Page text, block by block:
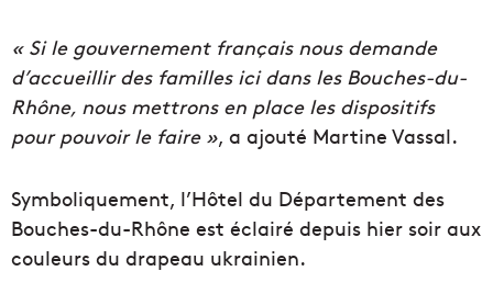
« Si le gouvernement français nous demande
d’accueillir des familles ici dans les Bouches-du-
Rhône, nous mettrons en place les dispositifs
pour pouvoir le faire », a ajouté Martine Vassal.
Symboliquement, l’Hôtel du Département des
Bouches-du-Rhône est éclairé depuis hier soir aux
couleurs du drapeau ukrainien.